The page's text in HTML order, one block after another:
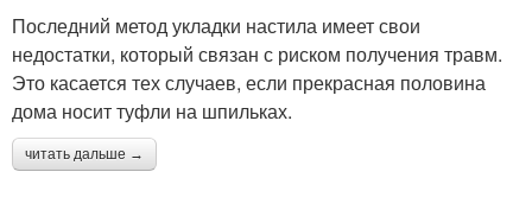
Последний метод укладки настила имеет свои
недостатки, который связан с риском получения травм.
Это касается тех случаев, если прекрасная половина
дома носит туфли на шпильках.
читать дальше →